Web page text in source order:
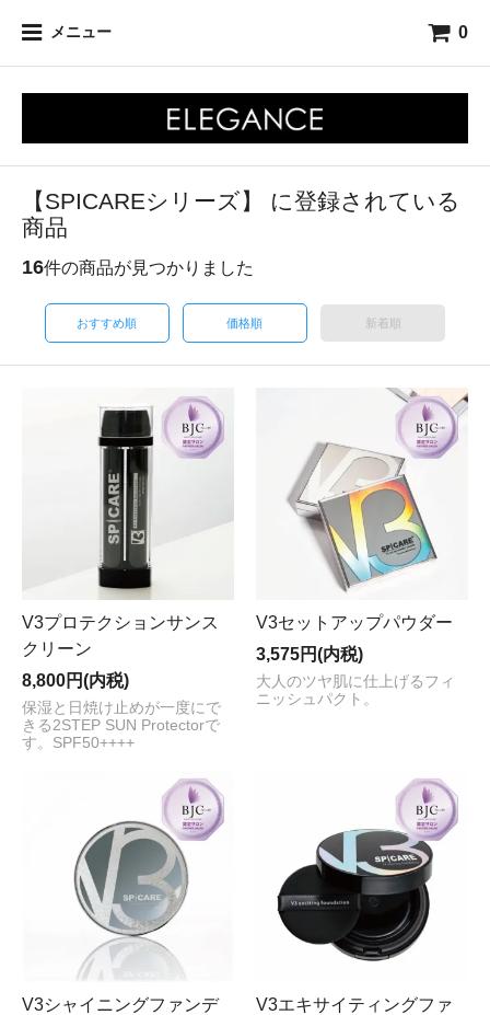
メニュー 0
【SPICAREシリーズ】 に登録されている
商品
16件の商品が見つかりました
おすすめ順 価格順 新着順
V3プロテクションサンス
クリーン
8,800円(内税)
保湿と日焼け止めが一度にで
きる2STEP SUN Protectorで
す。SPF50++++
V3セットアップパウダー
3,575円(内税)
大人のツヤ肌に仕上げるフィ
ニッシュパクト。
V3シャイニングファンデ
V3エキサイティングファ